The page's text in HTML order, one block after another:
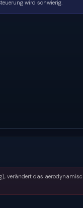
wird schwierig.
verändert das